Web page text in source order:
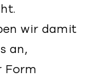
wir damit
an,
Form